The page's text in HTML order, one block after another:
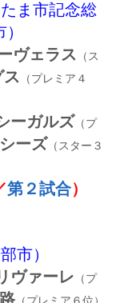
ま市記念総
ヴェラス
（ス
（プレミア４
ーガルズ （プ
ーズ （スター３
第２試合）
市）
ヴァーレ （プ